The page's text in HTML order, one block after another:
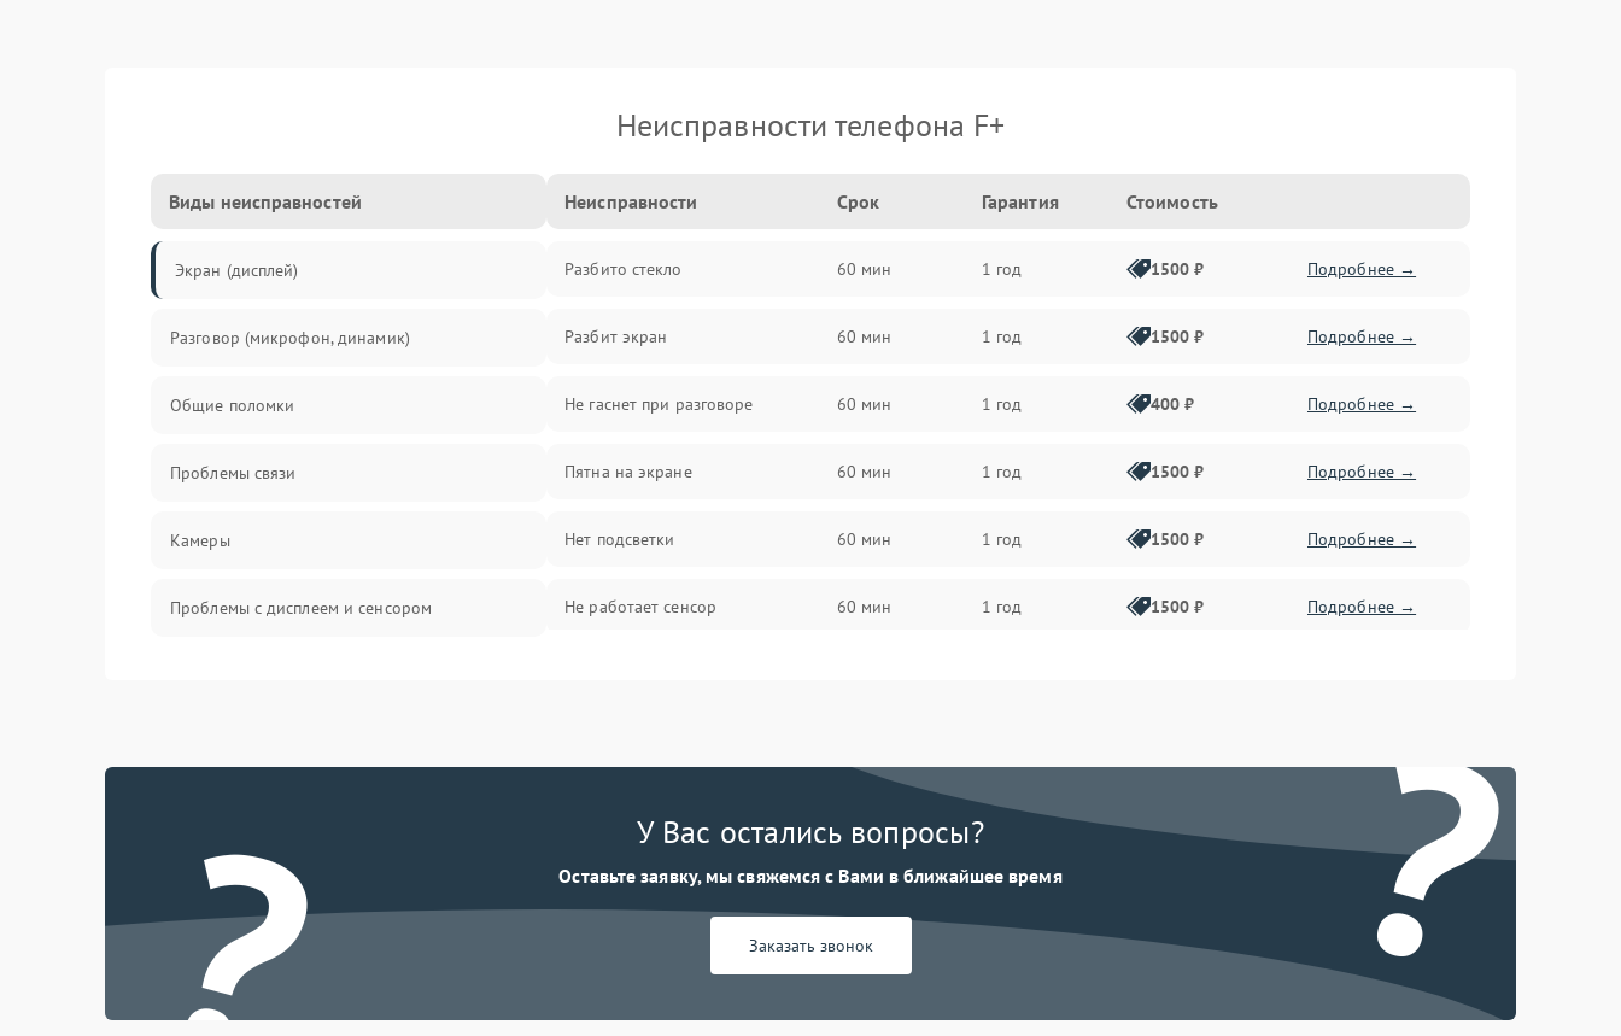
Неисправности телефона F+
Виды неисправностей
Экран (дисплей)
Разговор (микрофон, динамик)
Общие поломки
Проблемы связи
Камеры
Проблемы с дисплеем и сенсором
аккумулятором
Неисправности Срок Гарантия Стоимость
Разбито стекло 60 мин 1 год 1500 ₽ Подробнее →
Разбит экран 60 мин 1 год 1500 ₽ Подробнее →
Не гаснет при разговоре 60 мин 1 год 400 ₽ Подробнее →
Пятна на экране 60 мин 1 год 1500 ₽ Подробнее →
Нет подсветки 60 мин 1 год 1500 ₽ Подробнее →
Не работает сенсор 60 мин 1 год 1500 ₽ Подробнее →
1 год
? ?
У Вас остались вопросы?
Оставьте заявку, мы свяжемся с Вами в ближайшее время
Заказать звонок